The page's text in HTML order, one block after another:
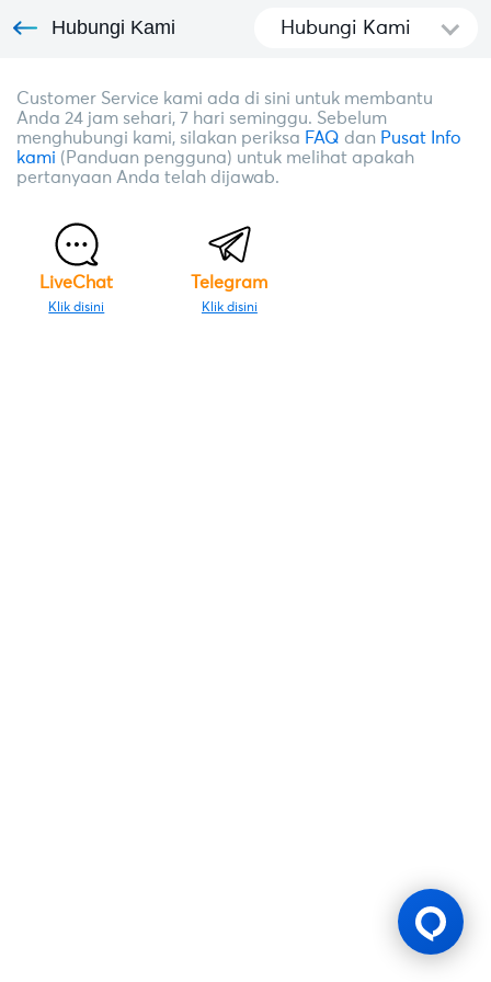
Hubungi Kami Hubungi Kami
Customer Service kami ada di sini untuk membantu
Anda 24 jam sehari, 7 hari seminggu. Sebelum
menghubungi kami, silakan periksa FAQ dan Pusat Info
kami (Panduan pengguna) untuk melihat apakah
pertanyaan Anda telah dijawab.
LiveChat
Klik disini
Telegram
Klik disini